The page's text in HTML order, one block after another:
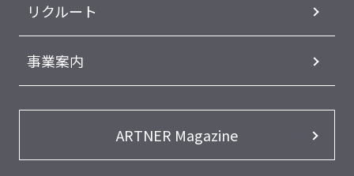
リクルート
事業案内
ARTNER Magazine